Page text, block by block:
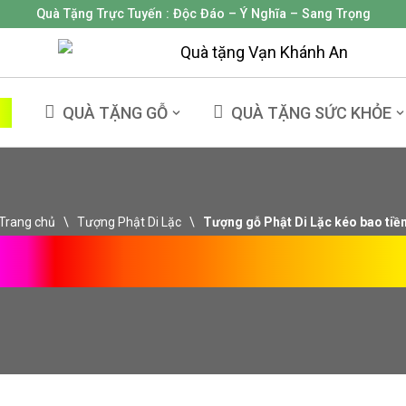
Quà Tặng Trực Tuyến : Độc Đáo – Ý Nghĩa – Sang Trọng
QUÀ TẶNG GỖ QUÀ TẶNG SỨC KHỎE
chủ \ Tượng Phật Di Lặc \ Tượng gỗ Phật Di Lặc kéo bao